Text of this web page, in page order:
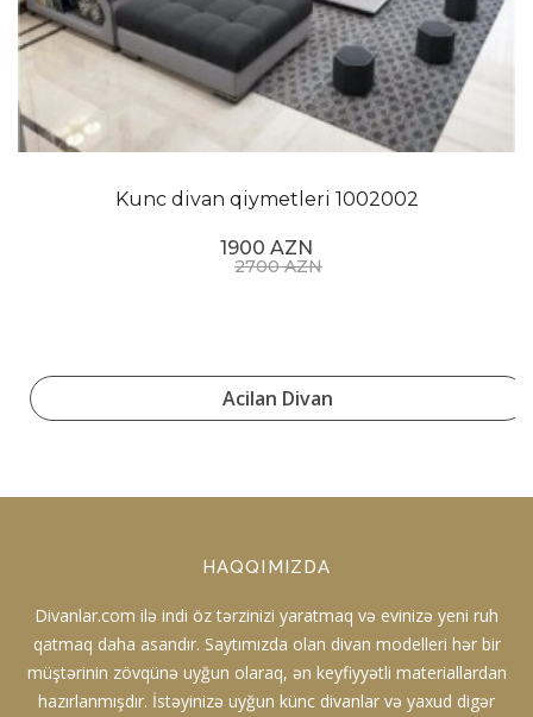
Kunc divan qiymetleri 1002002
1900 AZN
2700 AZN
Acilan Divan
HAQQIMIZDA
Divanlar.com ilə indi öz tərzinizi yaratmaq və evinizə yeni ruh
qatmaq daha asandır. Saytımızda olan divan modelleri hər bir
müştərinin zövqünə uyğun olaraq, ən keyfiyyətli materiallardan
hazırlanmışdır. İstəyinizə uyğun künc divanlar və yaxud digər